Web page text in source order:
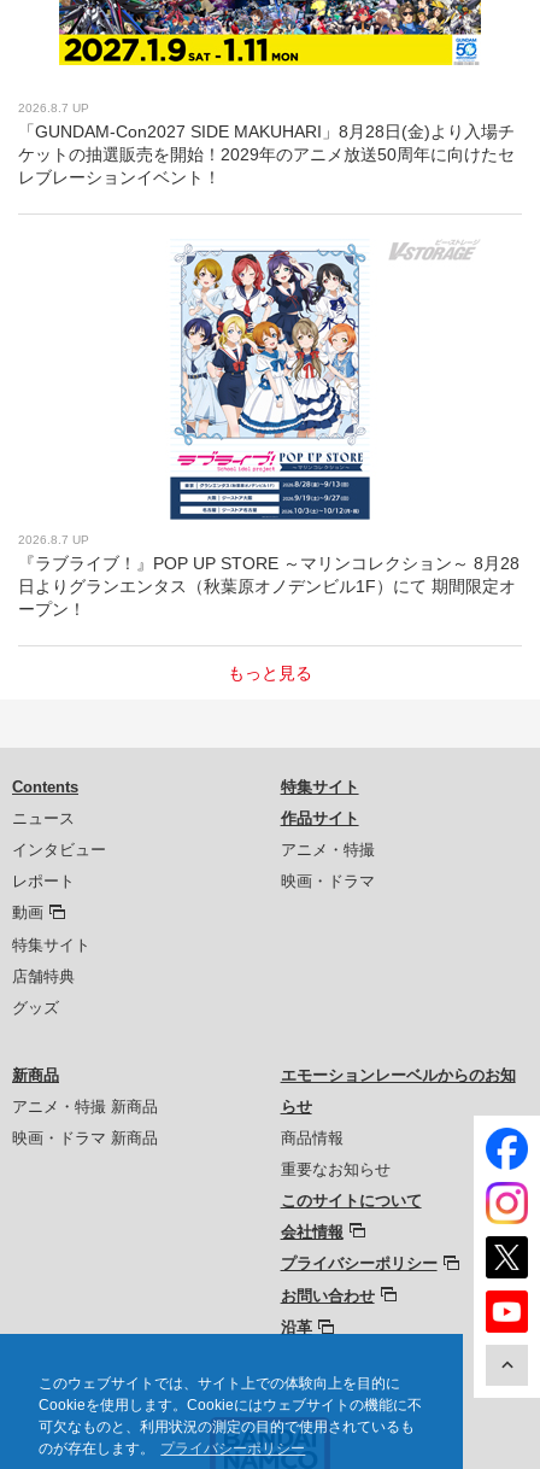
このウェブサイトでは、サイト上での体験向上を目的に
Cookieを使用します。Cookieにはウェブサイトの機能に不
可欠なものと、利用状況の測定の目的で使用されているも
のが存在します。
プライバシーポリシー
2026.8.7 UP
「GUNDAM-Con2027 SIDE MAKUHARI」8月28日(金)より入場チ
ケットの抽選販売を開始！2029年のアニメ放送50周年に向けたセ
レブレーションイベント！
2026.8.7 UP
『ラブライブ！』POP UP STORE ～マリンコレクション～ 8月28
日よりグランエンタス（秋葉原オノデンビル1F）にて 期間限定オ
ープン！
もっと見る
Contents
ニュース
インタビュー
レポート
動画
特集サイト
店舗特典
グッズ
特集サイト
作品サイト
アニメ・特撮
映画・ドラマ
新商品
アニメ・特撮 新商品
映画・ドラマ 新商品
エモーションレーベルからのお知
らせ
商品情報
重要なお知らせ
このサイトについて
会社情報
プライバシーポリシー
お問い合わせ
沿革